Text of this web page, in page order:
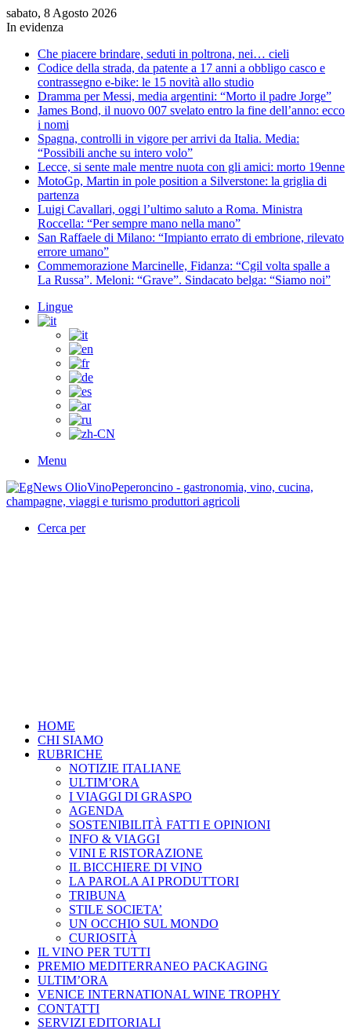
sabato, 8 Agosto 2026
In evidenza
Che piacere brindare, seduti in poltrona, nei… cieli
Codice della strada, da patente a 17 anni a obbligo casco e
contrassegno e-bike: le 15 novità allo studio
Dramma per Messi, media argentini: “Morto il padre Jorge”
James Bond, il nuovo 007 svelato entro la fine dell’anno: ecco
i nomi
Spagna, controlli in vigore per arrivi da Italia. Media:
“Possibili anche su intero volo”
Lecce, si sente male mentre nuota con gli amici: morto 19enne
MotoGp, Martin in pole position a Silverstone: la griglia di
partenza
Luigi Cavallari, oggi l’ultimo saluto a Roma. Ministra
Roccella: “Per sempre mano nella mano”
San Raffaele di Milano: “Impianto errato di embrione, rilevato
errore umano”
Commemorazione Marcinelle, Fidanza: “Cgil volta spalle a
La Russa”. Meloni: “Grave”. Sindacato belga: “Siamo noi”
Lingue
Menu
Cerca per
HOME
CHI SIAMO
RUBRICHE
NOTIZIE ITALIANE
ULTIM’ORA
I VIAGGI DI GRASPO
AGENDA
SOSTENIBILITÀ FATTI E OPINIONI
INFO & VIAGGI
VINI E RISTORAZIONE
IL BICCHIERE DI VINO
LA PAROLA AI PRODUTTORI
TRIBUNA
STILE SOCIETA’
UN OCCHIO SUL MONDO
CURIOSITÀ
IL VINO PER TUTTI
PREMIO MEDITERRANEO PACKAGING
ULTIM’ORA
VENICE INTERNATIONAL WINE TROPHY
CONTATTI
SERVIZI EDITORIALI